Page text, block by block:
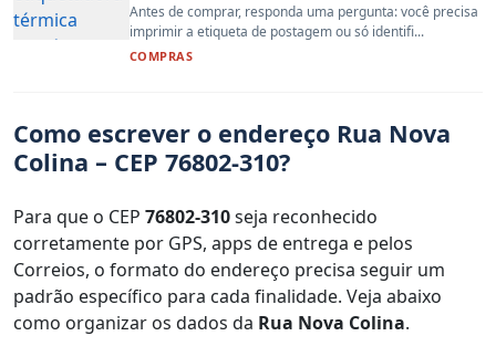
Antes de comprar, responda uma pergunta: você precisa
imprimir a etiqueta de postagem ou só identifi...
COMPRAS
Como escrever o endereço Rua Nova
Colina – CEP 76802-310?
Para que o CEP 76802-310seja reconhecido
corretamente por GPS, apps de entrega e pelos
Correios, o formato do endereço precisa seguir um
padrão específico para cada finalidade. Veja abaixo
como organizar os dados da Rua Nova Colina.